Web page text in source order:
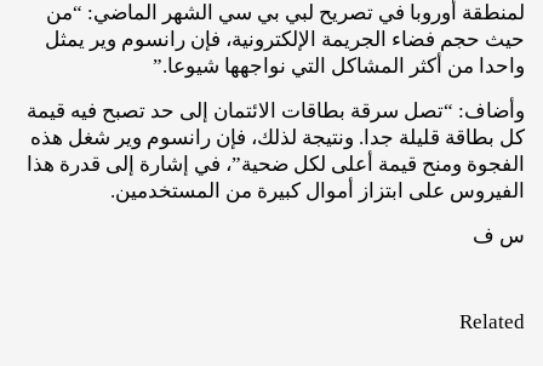
لمنطقة أوروبا في تصريح لبي بي سي الشهر الماضي: “من
حيث حجم فضاء الجريمة الإلكترونية، فإن رانسوم وير يمثل
واحدا من أكثر المشاكل التي نواجهها شيوعا.”
وأضاف: “تصل سرقة بطاقات الائتمان إلى حد تصبح فيه قيمة
كل بطاقة قليلة جدا. ونتيجة لذلك، فإن رانسوم وير شغل هذه
الفجوة ومنح قيمة أعلى لكل ضحية”، في إشارة إلى قدرة هذا
الفيروس على ابتزاز أموال كبيرة من المستخدمين.
س ف
Related